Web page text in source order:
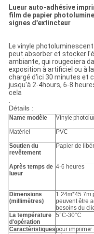
Lueur auto-adhésive
film de papier
signes d'extincteur
Le vinyle
peut absorber et stocker
ambiante, qui rougeoiera
exposition à artificiel ou à
chargé d'ici 30 minutes et
jusqu'à 2-4hours, 6-8
cela
.
Détails :
Name modèle Vinyle
Matériel PVC
Soutien du
revêtement
Papier de
Après temps de
lueur
4-6 heures
Dimensions
(millimètres)
1.24m*45.7m
peuvent être
besoins du
La température
d'opération
5°C-30°C
Caractéristiques pour imprimer